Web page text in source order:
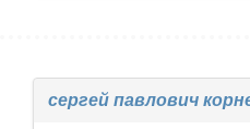
сергей павлович